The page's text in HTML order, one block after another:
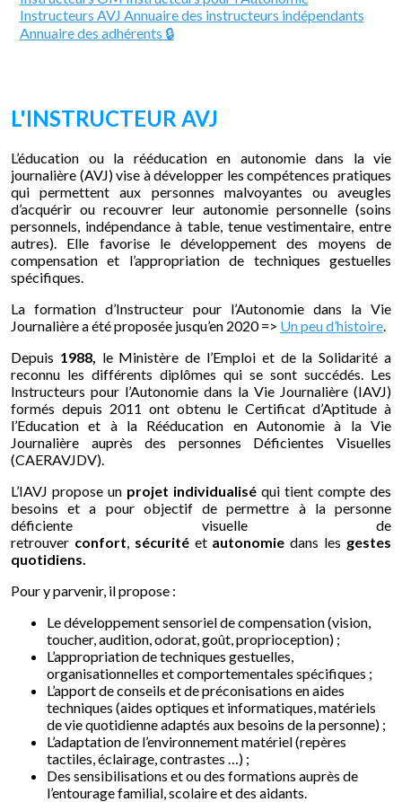
Instructeurs AVJ Annuaire des instructeurs indépendants
Annuaire des adhérents 🔒
L'INSTRUCTEUR AVJ
L’éducation ou la rééducation en autonomie dans la vie
journalière (AVJ) vise à développer les compétences pratiques
qui permettent aux personnes malvoyantes ou aveugles
d’acquérir ou recouvrer leur autonomie personnelle (soins
personnels, indépendance à table, tenue vestimentaire, entre
autres). Elle favorise le développement des moyens de
compensation et l’appropriation de techniques gestuelles
spécifiques.
La formation d’Instructeur pour l’Autonomie dans la Vie
Journalière a été proposée jusqu’en 2020 => Un peu d’histoire.
Depuis 1988, le Ministère de l’Emploi et de la Solidarité a
reconnu les différents diplômes qui se sont succédés. Les
Instructeurs pour l’Autonomie dans la Vie Journalière (IAVJ)
formés depuis 2011 ont obtenu le Certificat d’Aptitude à
l’Education et à la Rééducation en Autonomie à la Vie
Journalière auprès des personnes Déficientes Visuelles
(CAERAVJDV).
L’IAVJ propose un projet individualisé qui tient compte des
besoins et a pour objectif de permettre à la personne
déficiente visuelle de
retrouver confort, sécuritéet autonomie dans les gestes
quotidiens.
Pour y parvenir, il propose :
Le développement sensoriel de compensation (vision,
toucher, audition, odorat, goût, proprioception) ;
L’appropriation de techniques gestuelles,
organisationnelles et comportementales spécifiques ;
L’apport de conseils et de préconisations en aides
techniques (aides optiques et informatiques, matériels
de vie quotidienne adaptés aux besoins de la personne) ;
L’adaptation de l’environnement matériel (repères
tactiles, éclairage, contrastes …) ;
Des sensibilisations et ou des formations auprès de
l’entourage familial, scolaire et des aidants.